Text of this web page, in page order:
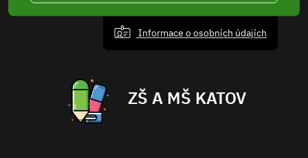
Informace o osobních údajích
ZŠ A MŠ KATOV